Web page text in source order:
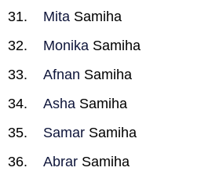
Mita Samiha
Monika Samiha
Afnan Samiha
Asha Samiha
Samar Samiha
Abrar Samiha